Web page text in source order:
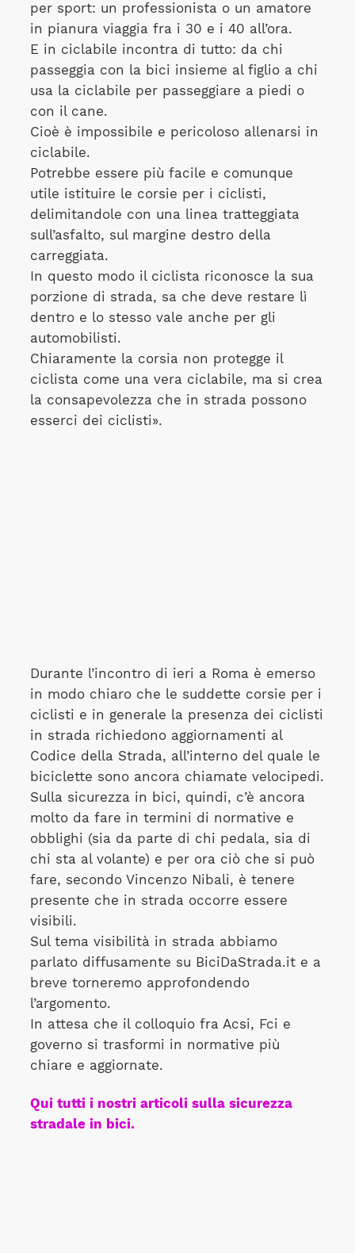
per sport: un professionista o un amatore
in pianura viaggia fra i 30 e i 40 all’ora.
E in ciclabile incontra di tutto: da chi
passeggia con la bici insieme al figlio a chi
usa la ciclabile per passeggiare a piedi o
con il cane.
Cioè è impossibile e pericoloso allenarsi in
ciclabile.
Potrebbe essere più facile e comunque
utile istituire le corsie per i ciclisti,
delimitandole con una linea tratteggiata
sull’asfalto, sul margine destro della
carreggiata.
In questo modo il ciclista riconosce la sua
porzione di strada, sa che deve restare lì
dentro e lo stesso vale anche per gli
automobilisti.
Chiaramente la corsia non protegge il
ciclista come una vera ciclabile, ma si crea
la consapevolezza che in strada possono
esserci dei ciclisti».
Durante l’incontro di ieri a Roma è emerso
in modo chiaro che le suddette corsie per i
ciclisti e in generale la presenza dei ciclisti
in strada richiedono aggiornamenti al
Codice della Strada, all’interno del quale le
biciclette sono ancora chiamate velocipedi.
Sulla sicurezza in bici, quindi, c’è ancora
molto da fare in termini di normative e
obblighi (sia da parte di chi pedala, sia di
chi sta al volante) e per ora ciò che si può
fare, secondo Vincenzo Nibali, è tenere
presente che in strada occorre essere
visibili.
Sul tema visibilità in strada abbiamo
parlato diffusamente su BiciDaStrada.it e a
breve torneremo approfondendo
l’argomento.
In attesa che il colloquio fra Acsi, Fci e
governo si trasformi in normative più
chiare e aggiornate.
Qui tutti i nostri articoli sulla sicurezza
stradale in bici.